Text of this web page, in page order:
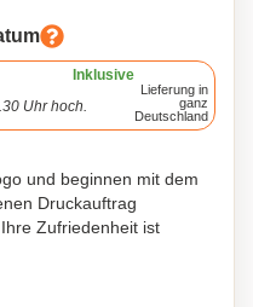
Inklusive
Uhr hoch.
Lieferung in
ganz
Deutschland
und beginnen mit dem
Druckauftrag
Zufriedenheit ist